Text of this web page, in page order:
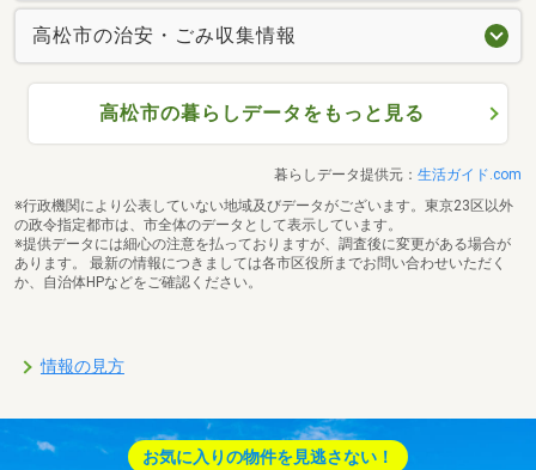
高松市の治安・ごみ収集情報
高松市の暮らしデータをもっと見る
暮らしデータ提供元： 生活ガイド.com
※行政機関により公表していない地域及びデータがございます。東京23区以外
の政令指定都市は、市全体のデータとして表示しています。
※提供データには細心の注意を払っておりますが、調査後に変更がある場合が
あります。 最新の情報につきましては各市区役所までお問い合わせいただく
か、自治体HPなどをご確認ください。
情報の見方
お気に入りの物件を見逃さない！